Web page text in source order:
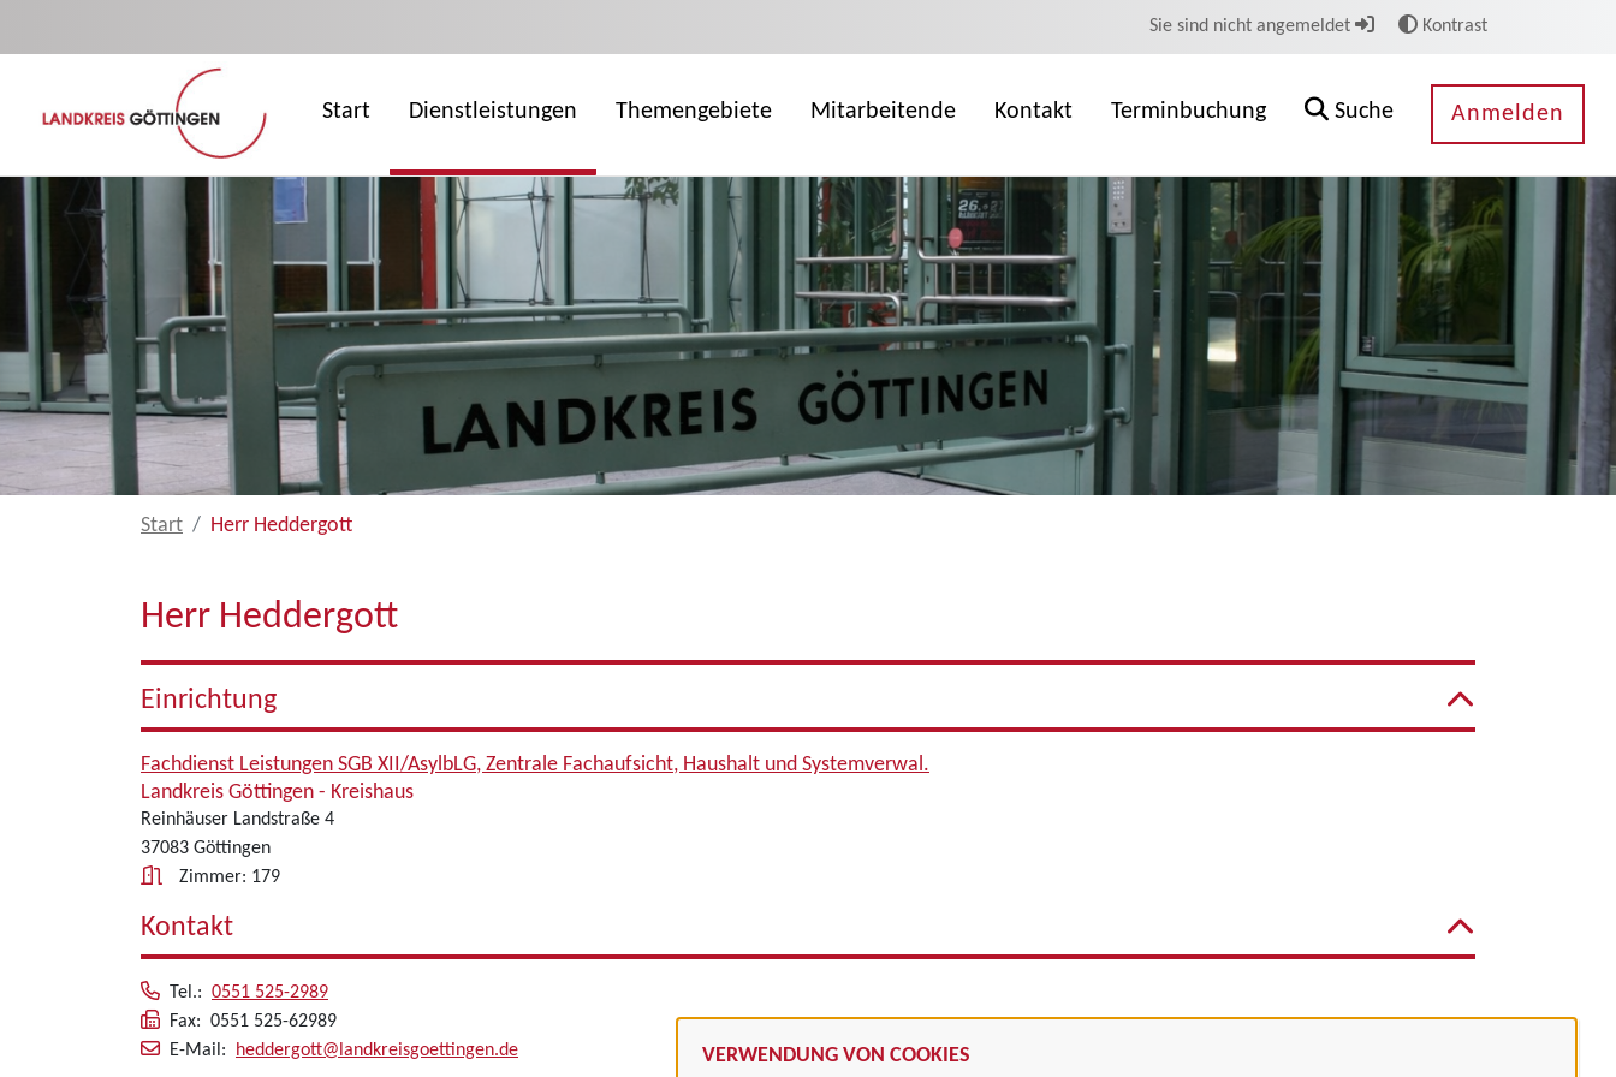
VERWENDUNG VON COOKIES
Sie sind nicht angemeldet Kontrast
Start Dienstleistungen Themengebiete Mitarbeitende Kontakt Terminbuchung Suche Anmelden
Start Herr Heddergott
Herr Heddergott
Einrichtung
Fachdienst Leistungen SGB XII/AsylbLG, Zentrale Fachaufsicht, Haushalt und Systemverwal.
Landkreis Göttingen - Kreishaus
Reinhäuser Landstraße 4
37083 Göttingen
Zimmer: 179
Kontakt
Tel.: 0551 525-2989
Fax: 0551 525-62989
E-Mail:
heddergott@landkreisgoettingen.de